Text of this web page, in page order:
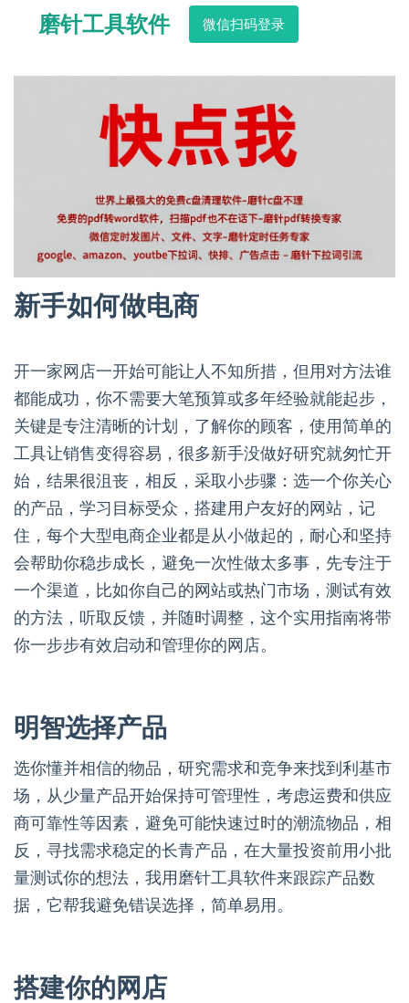
磨针工具软件 微信扫码登录
新手如何做电商
开一家网店一开始可能让人不知所措，但用对方法谁
都能成功，你不需要大笔预算或多年经验就能起步，
关键是专注清晰的计划，了解你的顾客，使用简单的
工具让销售变得容易，很多新手没做好研究就匆忙开
始，结果很沮丧，相反，采取小步骤：选一个你关心
的产品，学习目标受众，搭建用户友好的网站，记
住，每个大型电商企业都是从小做起的，耐心和坚持
会帮助你稳步成长，避免一次性做太多事，先专注于
一个渠道，比如你自己的网站或热门市场，测试有效
的方法，听取反馈，并随时调整，这个实用指南将带
你一步步有效启动和管理你的网店。
明智选择产品
选你懂并相信的物品，研究需求和竞争来找到利基市
场，从少量产品开始保持可管理性，考虑运费和供应
商可靠性等因素，避免可能快速过时的潮流物品，相
反，寻找需求稳定的长青产品，在大量投资前用小批
量测试你的想法，我用磨针工具软件来跟踪产品数
据，它帮我避免错误选择，简单易用。
搭建你的网店